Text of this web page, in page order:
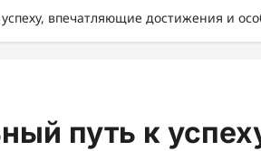
впечатляющие достижения и
путь к